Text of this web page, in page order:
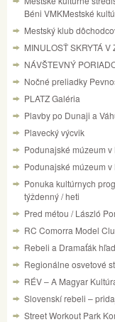
Béni VMKMestské
Mestský klub
MINULOSŤ SKRYTÁ V
NÁVŠTEVNÝ
Nočné preliadky
PLATZ Galéria
Plavby po Dunaji a
Plavecký výcvik
Podunajské múzeum v
Podunajské múzeum
Ponuka kultúrnych
týždenný / heti
Pred métou / László
RC Comorra Model
Rebeli a Dramaťák
Regionálne osvetové
RÉV – A Magyar
Slovenskí rebeli –
Street Workout Park